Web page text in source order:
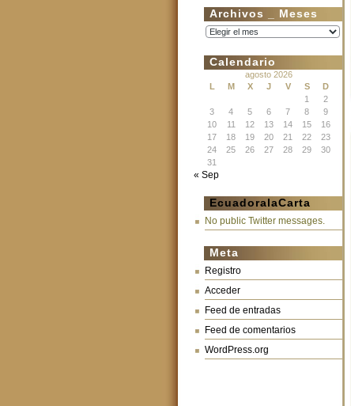
Archivos _ Meses
Archivos
Calendario
agosto 2026
L
M X J V S
D
1
2
3
4 5 6 7 8
9
10
11 12 13 14 15
16
17
18 19 20 21 22
23
24
25 26 27 28 29
30
31
« Sep
EcuadoralaCarta
No public Twitter messages.
Meta
Registro
Acceder
Feed de entradas
Feed de comentarios
WordPress.org